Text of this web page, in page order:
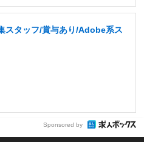
スタッフ/賞与あり/Adobe系ス
Sponsored by